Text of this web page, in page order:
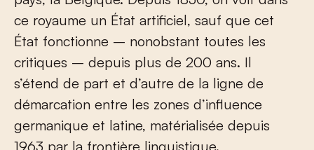
ce royaume un État artificiel, sauf que cet
État fonctionne – nonobstant toutes les
critiques – depuis plus de 200 ans. Il
s’étend de part et d’autre de la ligne de
démarcation entre les zones d’influence
germanique et latine, matérialisée depuis
1963 par la frontière linguistique.